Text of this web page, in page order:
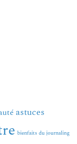
astuces
bienfaits du journaling